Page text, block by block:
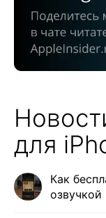
для
Как
озвучкой